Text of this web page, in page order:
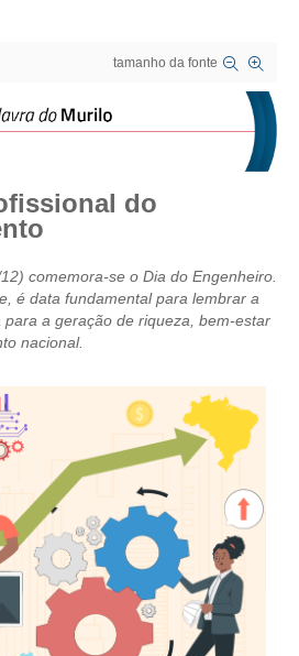
tamanho da fonte
do
comemora-se o Dia do Engenheiro.
é data fundamental para lembrar a
a geração de riqueza, bem-estar
nacional.